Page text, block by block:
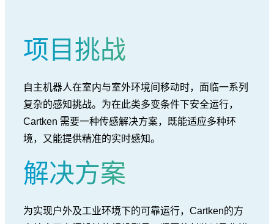
项目挑战
自主机器人在室内与室外环境间移动时，面临一系列
复杂的感知挑战。为在此类多变条件下安全运行，
Cartken 需要一种传感解决方案，既能适应多种环
境，又能提供精准的实时感知。
解决方案
为实现户外及工业环境下的可靠运行，Cartken的方